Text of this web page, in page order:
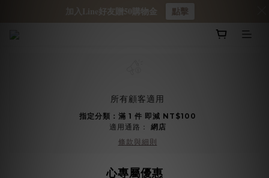
所有顧客適用
指定分類：滿 1 件 即減 NT$100
適用通路： 網店
條款與細則
心專屬優惠
加入Line好友贈50購物金 點擊